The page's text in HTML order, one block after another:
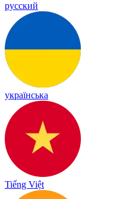
русский
українська
Tiếng Việt